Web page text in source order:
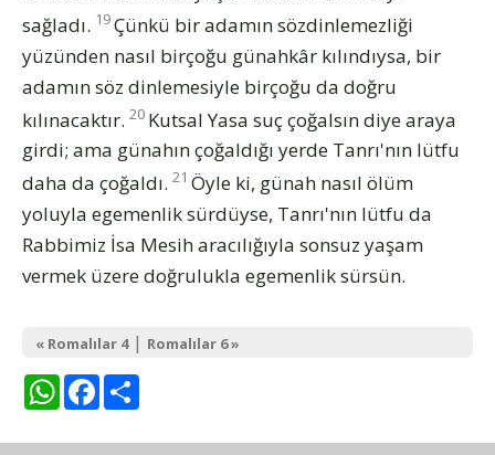
sağladı. 19Çünkü bir adamın sözdinlemezliği
yüzünden nasıl birçoğu günahkâr kılındıysa, bir
adamın söz dinlemesiyle birçoğu da doğru
kılınacaktır. 20 Kutsal Yasa suç çoğalsın diye araya
girdi; ama günahın çoğaldığı yerde Tanrı'nın lütfu
daha da çoğaldı. 21 Öyle ki, günah nasıl ölüm
yoluyla egemenlik sürdüyse, Tanrı'nın lütfu da
Rabbimiz İsa Mesih aracılığıyla sonsuz yaşam
vermek üzere doğrulukla egemenlik sürsün.
« Romalılar 4| Romalılar 6 »
WhatsAppFacebook